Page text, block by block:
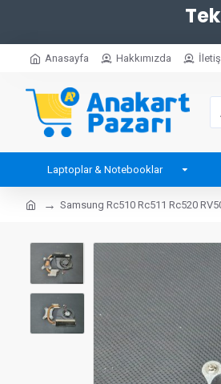
Anasayfa Hakkımızda
Laptoplar & Notebooklar
Samsung Rc510 Rc511 Rc520